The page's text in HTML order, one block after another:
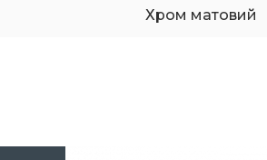
Хром матовий